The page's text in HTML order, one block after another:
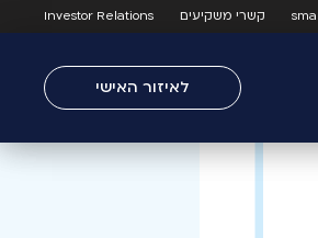
קשרי משקיעים Investor Relations
לאיזור האישי